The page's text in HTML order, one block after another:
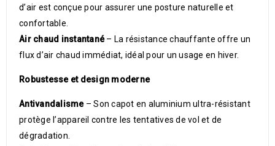
d’air est conçue pour assurer une posture naturelle et
confortable.
Air chaud instantané– La résistance chauffante offre un
flux d’air chaud immédiat, idéal pour un usage en hiver.
Robustesse et design moderne
Antivandalisme– Son capot en aluminium ultra-résistant
protège l’appareil contre les tentatives de vol et de
dégradation.